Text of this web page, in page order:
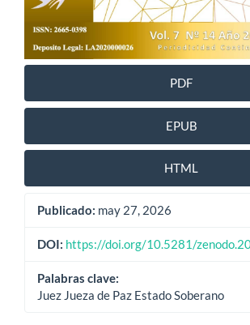
PDF
EPUB
HTML
Publicado: may 27, 2026
DOI: https://doi.org/10.5281/
Palabras clave:
Juez Jueza de Paz Estado Soberano